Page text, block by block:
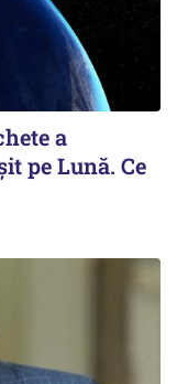
a
pe Lună. Ce